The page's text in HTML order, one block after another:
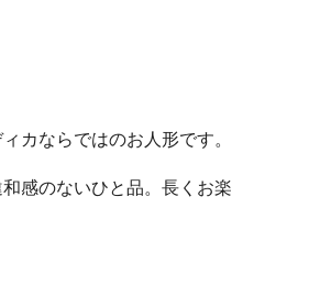
カならではのお人形です。
感のないひと品。長くお楽